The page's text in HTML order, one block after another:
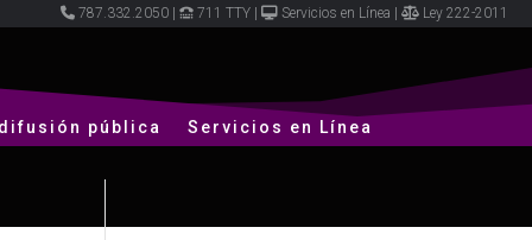
787.332.2050 711 TTY Servicios en Línea Ley 222-2011
pública Servicios en Línea